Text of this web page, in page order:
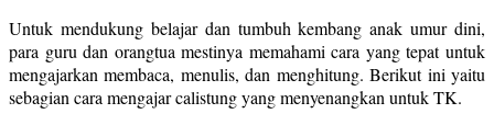
Untuk mendukung belajar dan tumbuh kembang anak umur dini,
para guru dan orangtua mestinya memahami cara yang tepat untuk
mengajarkan membaca, menulis, dan menghitung. Berikut ini yaitu
sebagian cara mengajar calistung yang menyenangkan untuk TK.